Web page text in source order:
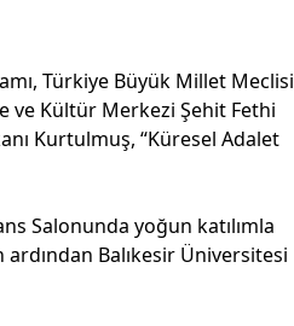
Türkiye Büyük Millet Meclisi
ve Kültür Merkezi Şehit Fethi
Kurtulmuş, “Küresel Adalet
Salonunda yoğun katılımla
ardından Balıkesir Üniversitesi